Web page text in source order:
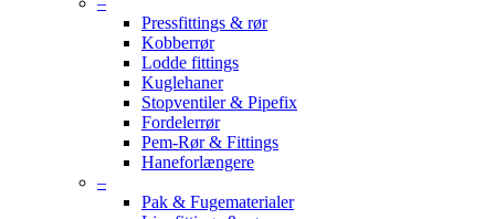
Pressfittings & rør
Kobberrør
Lodde fittings
Kuglehaner
Stopventiler & Pipefix
Fordelerrør
Pem-Rør & Fittings
Haneforlængere
–
Pak & Fugematerialer